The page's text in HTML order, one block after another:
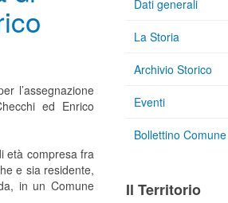
l’assegnazione
ed Enrico
età compresa fra
e sia residente,
in un Comune
Dati generali
La Storia
Archivio Storico
Eventi
Bollettino
Il Territorio